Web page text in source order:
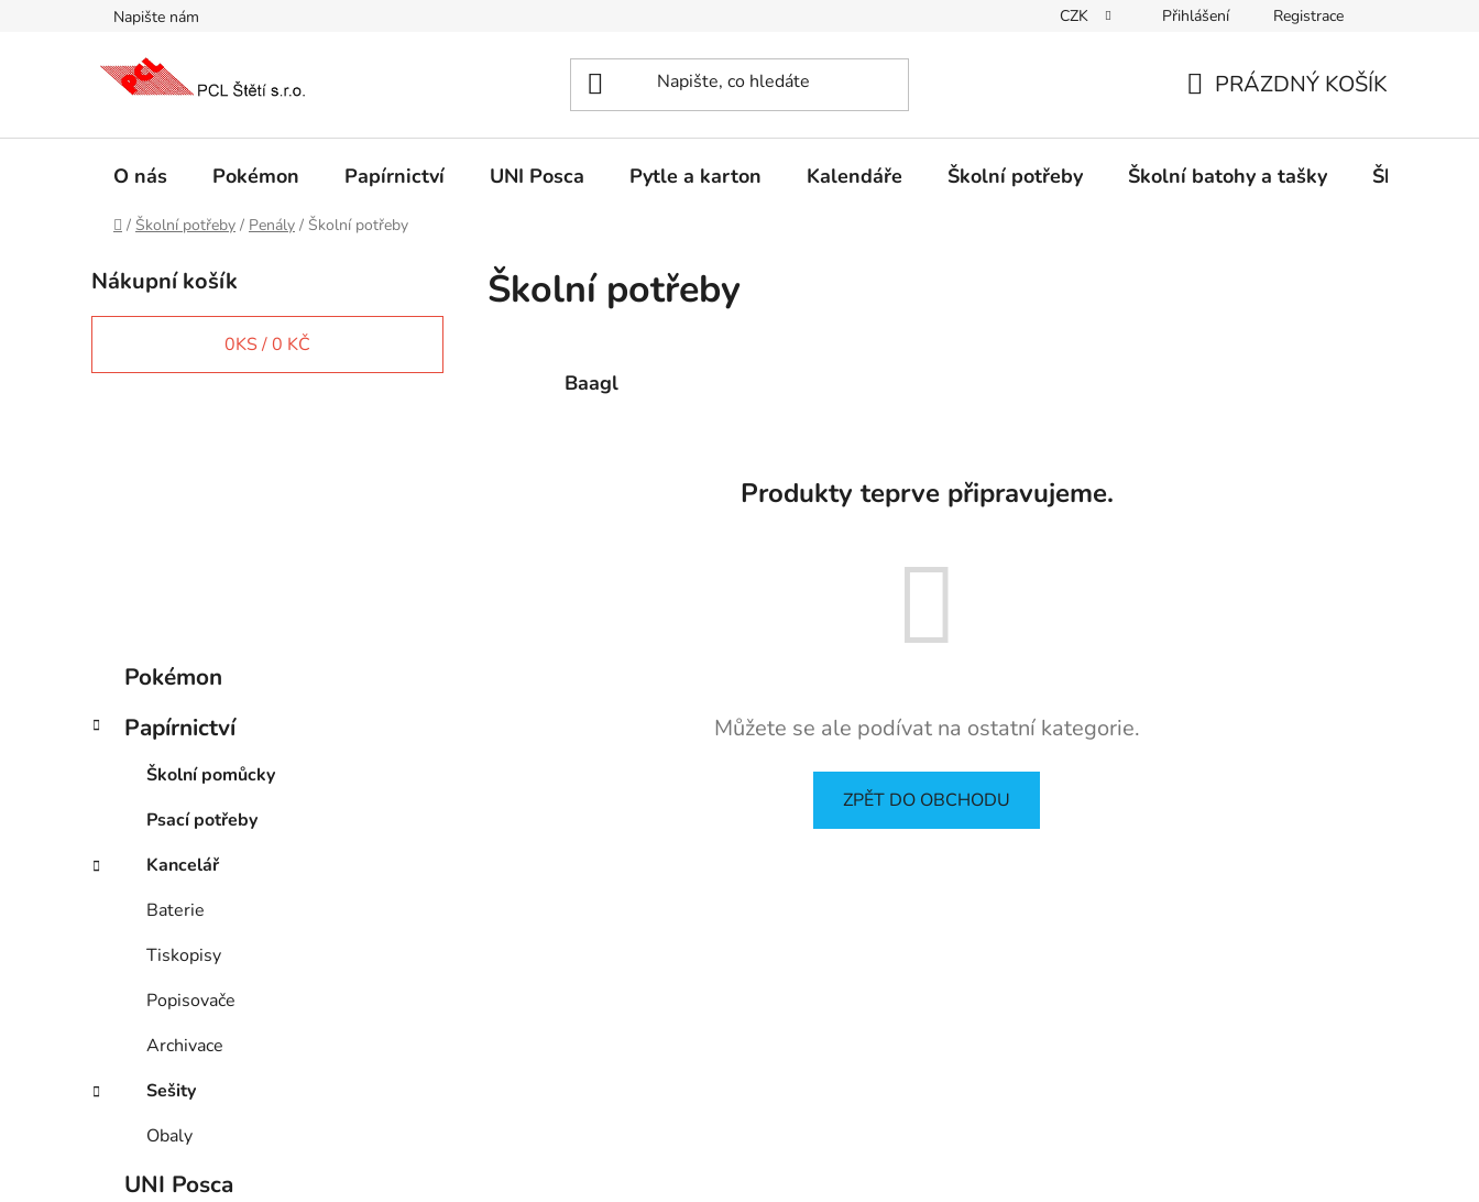
Napište nám CZK Přihlášení Registrace
KOŠÍK
PRÁZDNÝ KOŠÍK
O nás Pokémon Papírnictví UNI Posca Pytle a karton Kalendáře Školní potřeby Školní batohy a tašky Školní sety
Domů
/ Školní potřeby / Penály / Školní potřeby
o
s
r
Nákupní košík
0KS /0 KČ
Přeskočit
kategorie
e
e
Pokémon
Papírnictví
Školní pomůcky
Psací potřeby
Kancelář
Baterie
Tiskopisy
Popisovače
Archivace
Sešity
Obaly
UNI Posca
Školní potřeby
Baagl
Produkty teprve připravujeme.
Můžete se ale podívat na ostatní kategorie.
ZPĚT DO OBCHODU